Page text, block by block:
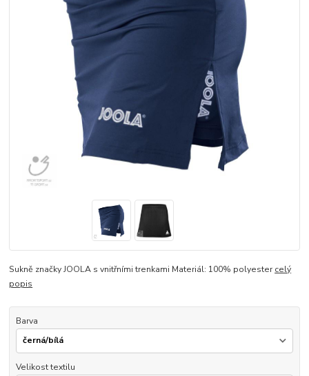
Sukně značky JOOLA s vnitřními trenkami Materiál: 100% polyestercelý
popis
Barva
Velikost textilu